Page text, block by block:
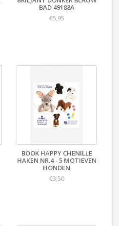
BAD 49188A
€5,95
BOOK HAPPY CHENILLE
HAKEN NR.4 - 5 MOTIEVEN
HONDEN
€3,50